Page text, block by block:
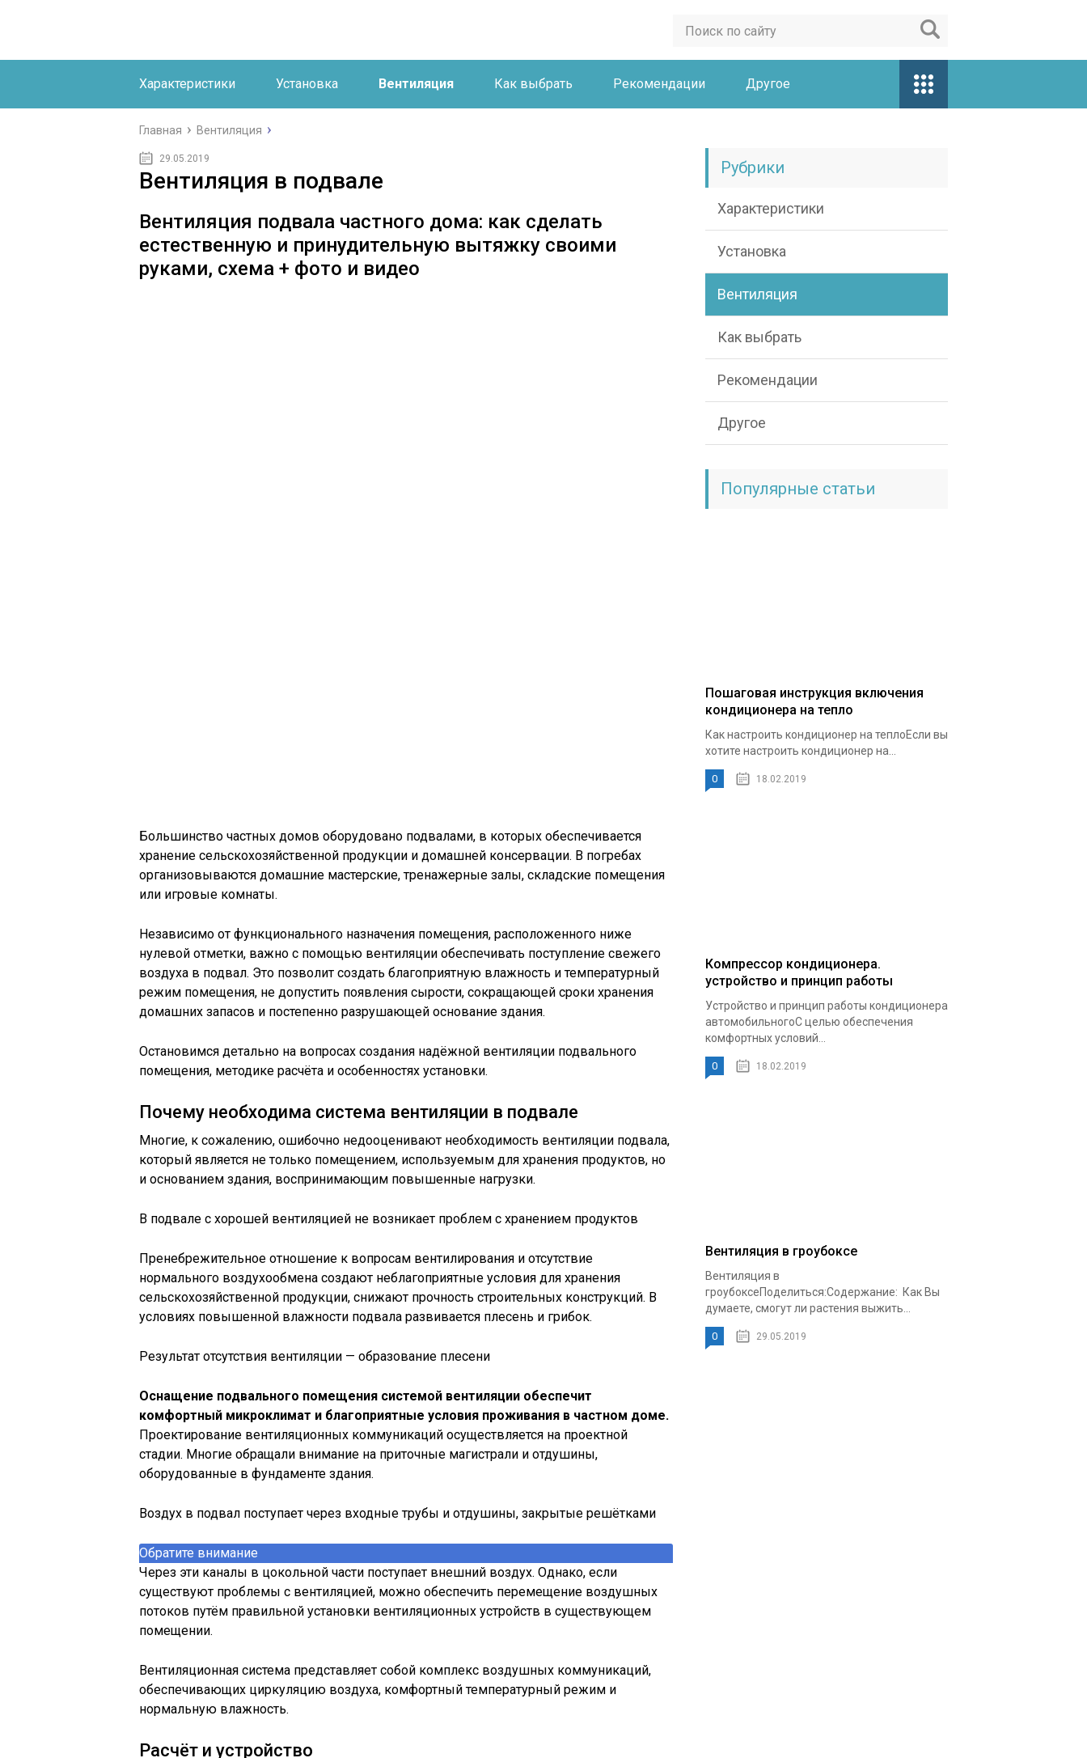
Характеристики Установка Вентиляция Как выбрать Рекомендации Другое
Главная Вентиляция
29.05.2019
Вентиляция в подвале
Вентиляция подвала частного дома: как сделать
естественную и принудительную вытяжку своими
руками, схема + фото и видео
Большинство частных домов оборудовано подвалами, в которых обеспечивается
хранение сельскохозяйственной продукции и домашней консервации. В погребах
организовываются домашние мастерские, тренажерные залы, складские помещения
или игровые комнаты.
Независимо от функционального назначения помещения, расположенного ниже
нулевой отметки, важно с помощью вентиляции обеспечивать поступление свежего
воздуха в подвал. Это позволит создать благоприятную влажность и температурный
режим помещения, не допустить появления сырости, сокращающей сроки хранения
домашних запасов и постепенно разрушающей основание здания.
Остановимся детально на вопросах создания надёжной вентиляции подвального
помещения, методике расчёта и особенностях установки.
Почему необходима система вентиляции в подвале
Многие, к сожалению, ошибочно недооценивают необходимость вентиляции подвала,
который является не только помещением, используемым для хранения продуктов, но
и основанием здания, воспринимающим повышенные нагрузки.
В подвале с хорошей вентиляцией не возникает проблем с хранением продуктов
Пренебрежительное отношение к вопросам вентилирования и отсутствие
нормального воздухообмена создают неблагоприятные условия для хранения
сельскохозяйственной продукции, снижают прочность строительных конструкций. В
условиях повышенной влажности подвала развивается плесень и грибок.
Результат отсутствия вентиляции — образование плесени
Оснащение подвального помещения системой вентиляции обеспечит
комфортный микроклимат и благоприятные условия проживания в частном доме.
Проектирование вентиляционных коммуникаций осуществляется на проектной
стадии. Многие обращали внимание на приточные магистрали и отдушины,
оборудованные в фундаменте здания.
Воздух в подвал поступает через входные трубы и отдушины, закрытые решётками
Обратите внимание
Через эти каналы в цокольной части поступает внешний воздух. Однако, если
существуют проблемы с вентиляцией, можно обеспечить перемещение воздушных
потоков путём правильной установки вентиляционных устройств в существующем
помещении.
Вентиляционная система представляет собой комплекс воздушных коммуникаций,
обеспечивающих циркуляцию воздуха, комфортный температурный режим и
нормальную влажность.
Расчёт и устройство
Рубрики
Характеристики
Установка
Вентиляция
Как выбрать
Рекомендации
Другое
Популярные статьи
Пошаговая инструкция включения
кондиционера на тепло
Как настроить кондиционер на теплоЕсли вы
хотите настроить кондиционер на...
0 18.02.2019
Компрессор кондиционера.
устройство и принцип работы
Устройство и принцип работы кондиционера
автомобильногоС целью обеспечения
комфортных условий...
0 18.02.2019
Вентиляция в гроубоксе
Вентиляция в
гроубоксеПоделиться:Содержание: Как Вы
думаете, смогут ли растения выжить...
0 29.05.2019